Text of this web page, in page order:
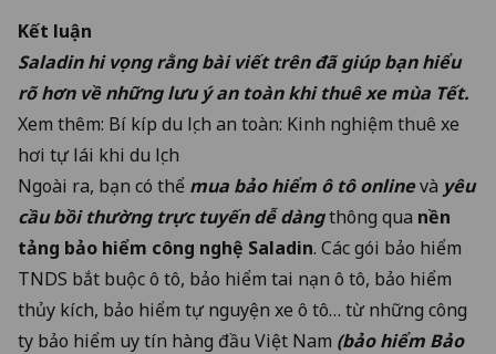
Kết luận
Saladin hi vọng rằng bài viết trên đã giúp bạn hiểu
rõ hơn về những lưu ý an toàn khi thuê xe mùa Tết.
Xem thêm: Bí kíp du lịch an toàn: Kinh nghiệm thuê xe
hơi tự lái khi du lịch
Ngoài ra, bạn có thể mua bảo hiểm ô tô onlinevà yêu
cầu bồi thường trực tuyến dễ dàngthông qua nền
tảng bảo hiểm công nghệ Saladin. Các gói bảo hiểm
TNDS bắt buộc ô tô, bảo hiểm tai nạn ô tô, bảo hiểm
thủy kích, bảo hiểm tự nguyện xe ô tô… từ những công
ty bảo hiểm uy tín hàng đầu Việt Nam (bảo hiểm Bảo